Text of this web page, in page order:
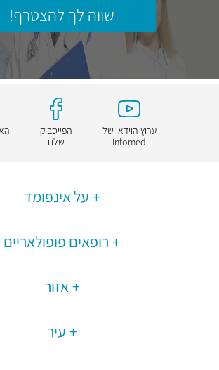
שווה לך להצטרף!
ערוץ הוידאו של
Infomed
הפייסבוק
שלנו
על אינפומד
רופאים פופולאריים
אזור
עיר